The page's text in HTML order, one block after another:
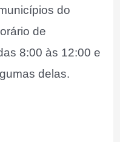
do
de
8:00 às 12:00 e
delas.